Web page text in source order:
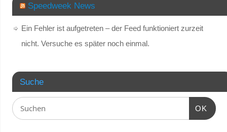
Speedweek News
Ein Fehler ist aufgetreten – der Feed funktioniert zurzeit
nicht. Versuche es später noch einmal.
Suche
OK